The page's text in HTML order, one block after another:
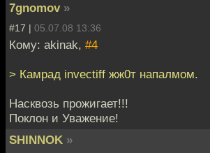
7gnomov »
#17 | 05.07.08 13:36
Кому: akinak, #4
> Камрад invectiff жж0т напалмом.
Насквозь прожигает!!!
Поклон и Уважение!
SHINNOK »